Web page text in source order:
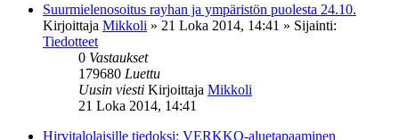
Suurmielenosoitus rayhan ja ympäristön puolesta 24.10.
Kirjoittaja Mikkoli » 21 Loka 2014, 14:41 » Sijainti:
Tiedotteet
0 Vastaukset
179680 Luettu
Uusin viesti Kirjoittaja Mikkoli
21 Loka 2014, 14:41
Hirvitalolaisille tiedoksi: VERKKO-aluetapaaminen